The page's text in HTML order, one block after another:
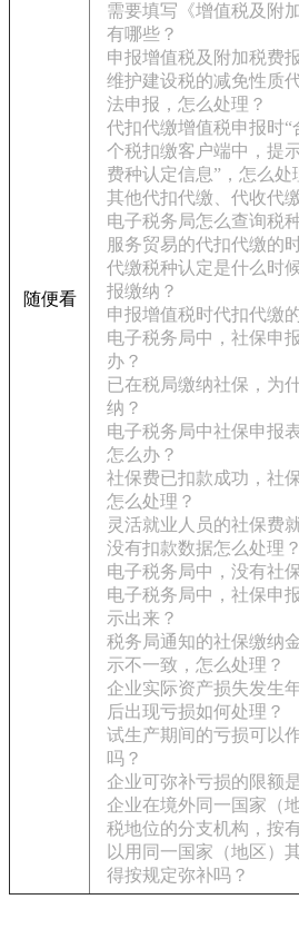
随便看
需要填写《增值税及附
有哪些？
申报增值税及附加税费
维护建设税的减免性质
法申报，怎么处理？
代扣代缴增值税申报时“
个税扣缴客户端中，提
费种认定信息”，怎么处
其他代扣代缴、代收代
电子税务局怎么查询税
服务贸易的代扣代缴的
代缴税种认定是什么时
报缴纳？
申报增值税时代扣代缴
电子税务局中，社保申
办？
已在税局缴纳社保，为
纳？
电子税务局中社保申报
怎么办？
社保费已扣款成功，社
怎么处理？
灵活就业人员的社保费
没有扣款数据怎么处理？
电子税务局中，没有社
电子税务局中，社保申
示出来？
税务局通知的社保缴纳
示不一致，怎么处理？
企业实际资产损失发生
后出现亏损如何处理？
试生产期间的亏损可以
吗？
企业可弥补亏损的限额
企业在境外同一国家（
税地位的分支机构，按
以用同一国家（地区）
得按规定弥补吗？